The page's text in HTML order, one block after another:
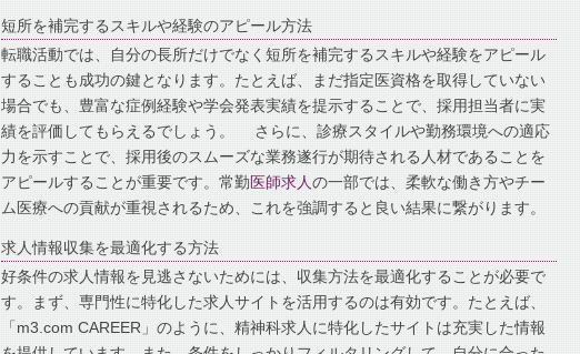
短所を補完するスキルや経験のアピール方法
転職活動では、自分の長所だけでなく短所を補完するスキルや経験をアピール
することも成功の鍵となります。たとえば、まだ指定医資格を取得していない
場合でも、豊富な症例経験や学会発表実績を提示することで、採用担当者に実
績を評価してもらえるでしょう。 さらに、診療スタイルや勤務環境への適応
力を示すことで、採用後のスムーズな業務遂行が期待される人材であることを
アピールすることが重要です。常勤医師求人の一部では、柔軟な働き方やチー
ム医療への貢献が重視されるため、これを強調すると良い結果に繋がります。
求人情報収集を最適化する方法
好条件の求人情報を見逃さないためには、収集方法を最適化することが必要で
す。まず、専門性に特化した求人サイトを活用するのは有効です。たとえば、
「m3.com CAREER」のように、精神科求人に特化したサイトは充実した情報